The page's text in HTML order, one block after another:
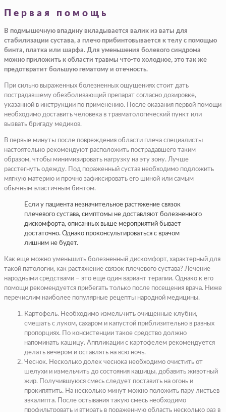
Первая помощь
В подмышечную впадину вкладывается валик из ваты для
стабилизации сустава, а плечо прибинтовывается к телу с помощью
бинта, платка или шарфа. Для уменьшения болевого синдрома
можно приложить к области травмы что-то холодное, это так же
предотвратит большую гематому и отечность.
При сильно выраженных болезненных ощущениях стоит дать
пострадавшему обезболивающий препарат согласно дозировке,
указанной в инструкции по применению. После оказания первой помощи
необходимо доставить человека в травматологический пункт или
вызвать бригаду медиков.
В первые минуты после повреждения области плеча специалисты
настоятельно рекомендуют расположить пострадавшего таким
образом, чтобы минимизировать нагрузку на эту зону. Лучше
расстегнуть одежду. Под пораженный сустав необходимо подложить
мягкую материю и прочно зафиксировать его шиной или самым
обычным эластичным бинтом.
Если у пациента незначительное растяжение связок
плечевого сустава, симптомы не доставляют болезненного
дискомфорта, описанных выше мероприятий бывает
достаточно. Однако проконсультироваться с врачом
лишним не будет.
Как еще можно уменьшить болезненный дискомфорт, характерный для
такой патологии, как растяжение связок плечевого сустава? Лечение
народными средствами – это еще один вариант терапии. Однако к его
помощи рекомендуется прибегать только после посещения врача. Ниже
перечислим наиболее популярные рецепты народной медицины.
Картофель. Необходимо измельчить очищенные клубни,
смешать с луком, сахаром и капустой приблизительно в равных
пропорциях. По консистенции такое средство должно
напоминать кашицу. Аппликации с картофелем рекомендуется
делать вечером и оставлять на всю ночь.
Чеснок. Несколько долек чеснока необходимо очистить от
шелухи и измельчить до состояния кашицы, добавить животный
жир. Получившуюся смесь следует поставить на огонь и
прокипятить. На несколько минут можно положить пару листьев
эвкалипта. После остывания такую смесь необходимо
профильтровать и втирать в пораженную область несколько раз в